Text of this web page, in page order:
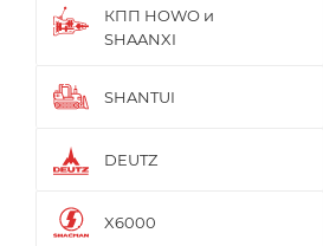
КПП HOWO и
SHAANXI
SHANTUI
DEUTZ
X6000